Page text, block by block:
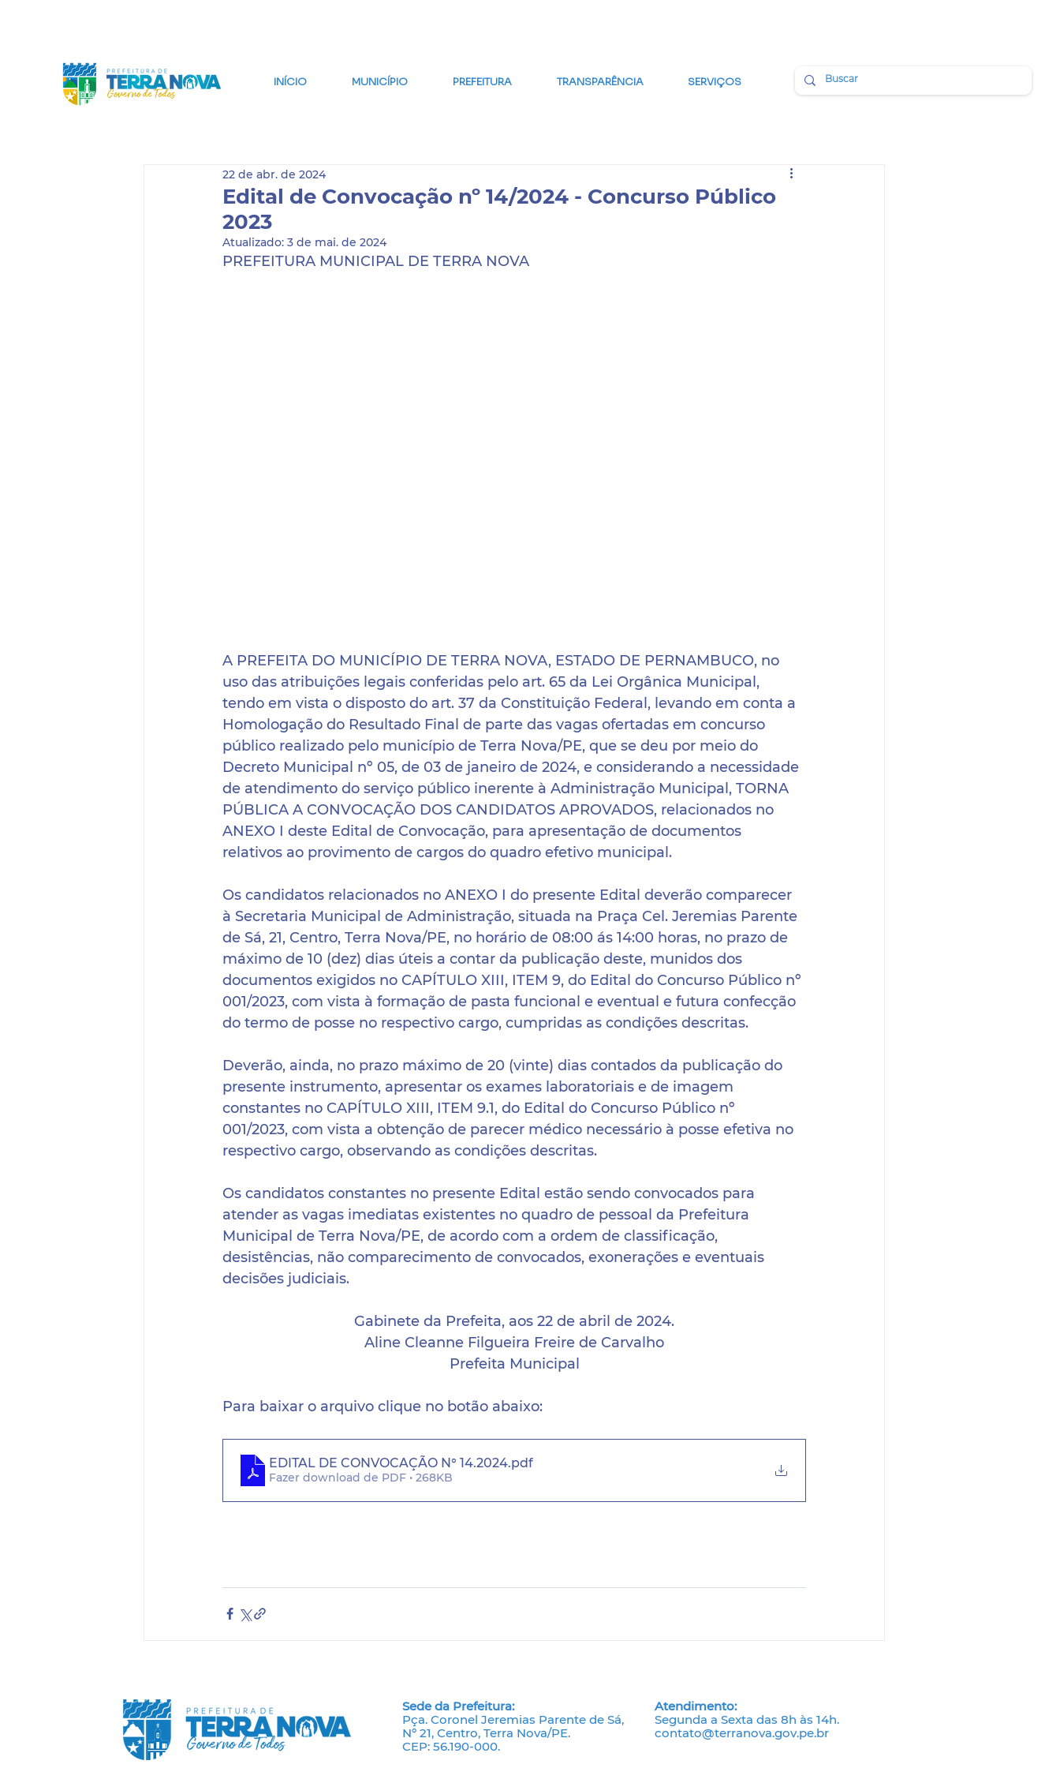
INÍCIO MUNICÍPIO PREFEITURA TRANSPARÊNCIA SERVIÇOS
Edital de Convocação nº 14/2024 - Concurso Público
2023
22 de abr. de 2024
Atualizado: 3 de mai. de 2024
PREFEITURA MUNICIPAL DE TERRA NOVA
A PREFEITA DO MUNICÍPIO DE TERRA NOVA, ESTADO DE PERNAMBUCO, no
uso das atribuições legais conferidas pelo art. 65 da Lei Orgânica Municipal,
tendo em vista o disposto do art. 37 da Constituição Federal, levando em conta a
Homologação do Resultado Final de parte das vagas ofertadas em concurso
público realizado pelo município de Terra Nova/PE, que se deu por meio do
Decreto Municipal nº 05, de 03 de janeiro de 2024, e considerando a necessidade
de atendimento do serviço público inerente à Administração Municipal, TORNA
PÚBLICA A CONVOCAÇÃO DOS CANDIDATOS APROVADOS, relacionados no
ANEXO I deste Edital de Convocação, para apresentação de documentos
relativos ao provimento de cargos do quadro efetivo municipal.
Os candidatos relacionados no ANEXO I do presente Edital deverão comparecer
à Secretaria Municipal de Administração, situada na Praça Cel. Jeremias Parente
de Sá, 21, Centro, Terra Nova/PE, no horário de 08:00 ás 14:00 horas, no prazo de
máximo de 10 (dez) dias úteis a contar da publicação deste, munidos dos
documentos exigidos no CAPÍTULO XIII, ITEM 9, do Edital do Concurso Público nº
001/2023, com vista à formação de pasta funcional e eventual e futura confecção
do termo de posse no respectivo cargo, cumpridas as condições descritas.
Deverão, ainda, no prazo máximo de 20 (vinte) dias contados da publicação do
presente instrumento, apresentar os exames laboratoriais e de imagem
constantes no CAPÍTULO XIII, ITEM 9.1, do Edital do Concurso Público nº
001/2023, com vista a obtenção de parecer médico necessário à posse efetiva no
respectivo cargo, observando as condições descritas.
Os candidatos constantes no presente Edital estão sendo convocados para
atender as vagas imediatas existentes no quadro de pessoal da Prefeitura
Municipal de Terra Nova/PE, de acordo com a ordem de classificação,
desistências, não comparecimento de convocados, exonerações e eventuais
decisões judiciais.
Gabinete da Prefeita, aos 22 de abril de 2024.
Aline Cleanne Filgueira Freire de Carvalho
Prefeita Municipal
Para baixar o arquivo clique no botão abaixo:
EDITAL DE CONVOCAÇÃO N° 14.2024.pdf
Fazer download de PDF • 268KB
Sede da Prefeitura:
Pça. Coronel Jeremias Parente de Sá,
Nº 21, Centro, Terra Nova/PE.
CEP: 56.190-000.
Atendimento:
Segunda a Sexta das 8h às 14h.
contato@terranova.gov.pe.br